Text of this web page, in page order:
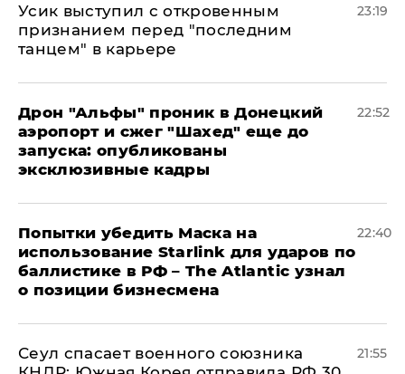
Усик выступил с откровенным
признанием перед "последним
танцем" в карьере
23:19
Дрон "Альфы" проник в Донецкий
аэропорт и сжег "Шахед" еще до
запуска: опубликованы
эксклюзивные кадры
22:52
Попытки убедить Маска на
использование Starlink для ударов по
баллистике в РФ – The Atlantic узнал
о позиции бизнесмена
22:40
​Сеул спасает военного союзника
21:55